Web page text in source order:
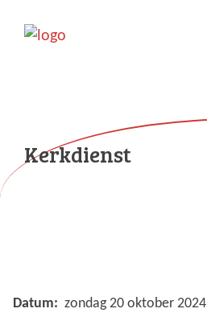
Kerkdienst
Datum: zondag 20 oktober 2024